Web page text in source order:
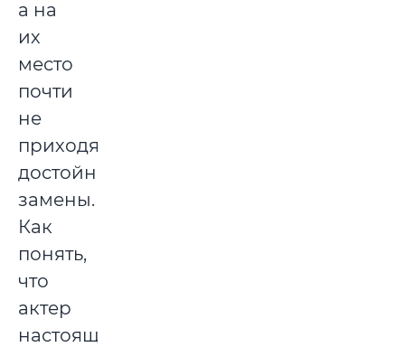
а на
их
место
почти
не
приходят
достойные
замены.
Как
понять,
что
актер
настоящий?